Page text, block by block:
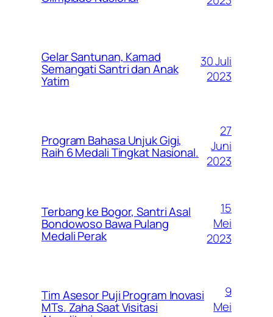
Gelar Santunan, Kamad
Semangati Santri dan Anak
Yatim
30 Juli
2023
Program Bahasa Unjuk Gigi,
Raih 6 Medali Tingkat Nasional.
27
Juni
2023
Terbang ke Bogor, Santri Asal
Bondowoso Bawa Pulang
Medali Perak
15
Mei
2023
Tim Asesor Puji Program Inovasi
MTs. Zaha Saat Visitasi
9
Mei